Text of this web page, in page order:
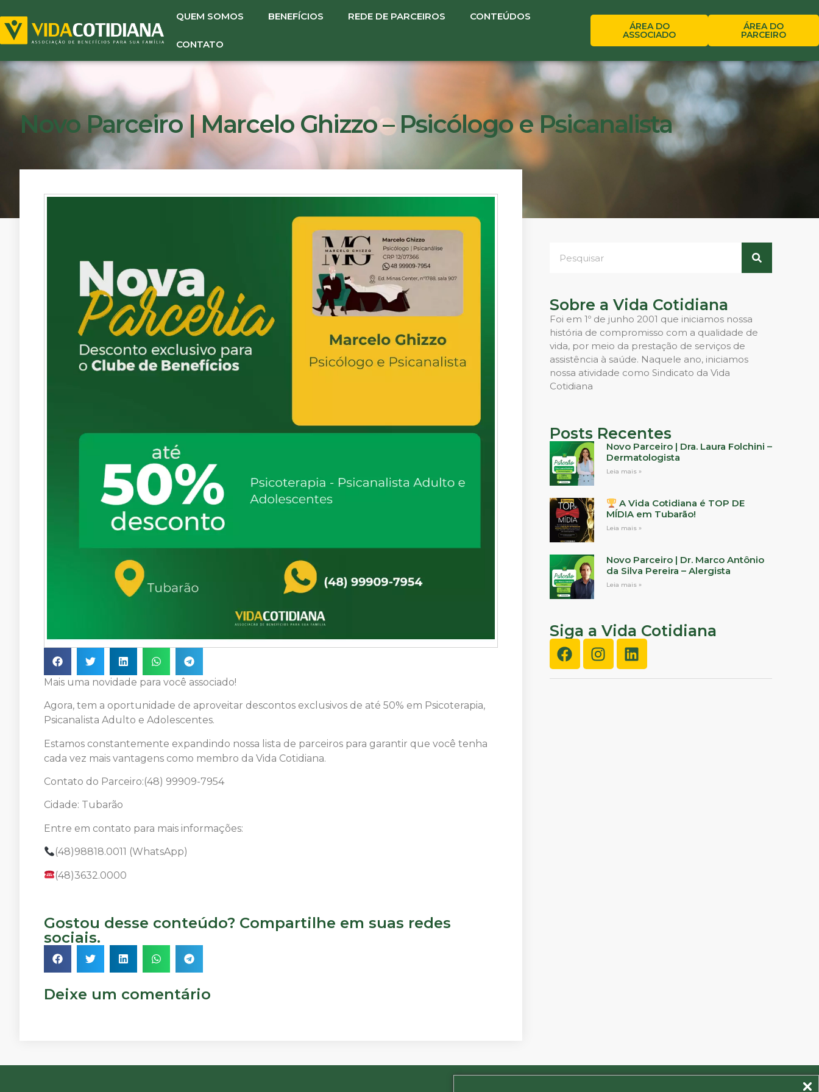
QUEM SOMOS BENEFÍCIOS REDE DE PARCEIROS CONTEÚDOS
CONTATO
ÁREA DO
ASSOCIADO
ÁREA DO
PARCEIRO
Novo Parceiro | Marcelo Ghizzo – Psicólogo e Psicanalista
Mais uma novidade para você associado!
Agora, tem a oportunidade de aproveitar descontos exclusivos de até 50% em Psicoterapia,
Psicanalista Adulto e Adolescentes.
Estamos constantemente expandindo nossa lista de parceiros para garantir que você tenha
cada vez mais vantagens como membro da Vida Cotidiana.
Contato do Parceiro:(48) 99909-7954
Cidade: Tubarão
Entre em contato para mais informações:
(48)98818.0011 (WhatsApp)
(48)3632.0000
Gostou desse conteúdo? Compartilhe em suas redes
sociais.
Deixe um comentário
Sobre a Vida Cotidiana
Foi em 1º de junho 2001 que iniciamos nossa
história de compromisso com a qualidade de
vida, por meio da prestação de serviços de
assistência à saúde. Naquele ano, iniciamos
nossa atividade como Sindicato da Vida
Cotidiana
Posts Recentes
Novo Parceiro | Dra. Laura Folchini –
Dermatologista
Leia mais »
A Vida Cotidiana é TOP DE
MÍDIA em Tubarão!
Leia mais »
Novo Parceiro | Dr. Marco Antônio
da Silva Pereira – Alergista
Leia mais »
Siga a Vida Cotidiana